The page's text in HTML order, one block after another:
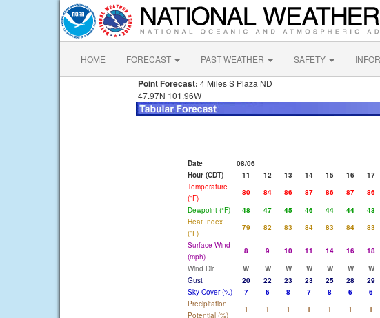
HOME FORECAST PAST WEATHER SAFETY
Point Forecast: 4 Miles S Plaza ND
47.97N 101.96W
Date 08/06
Hour (CDT)
11 12 13 14 15 16 17
Temperature
(°F)
80 84 86 87 86 87 86
Dewpoint (°F)
48 47 45 46 44 44 43
Heat Index
(°F)
79 82 83 84 83 84 83
Surface Wind
(mph)
8 9 10 11 14 16 18
Wind Dir
W W W W W W W
Gust
20 22 23 23 25 28 29
Sky Cover (%)
7 6 8 7 8 6 6
Precipitation
Potential (%)
1 1 1 1 1 1 1